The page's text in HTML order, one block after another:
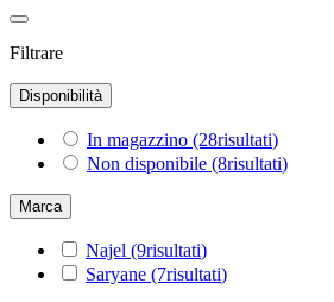
Filtrare
Disponibilità
In magazzino (28risultati)
Non disponibile (8risultati)
Marca
Najel (9risultati)
Saryane (7risultati)